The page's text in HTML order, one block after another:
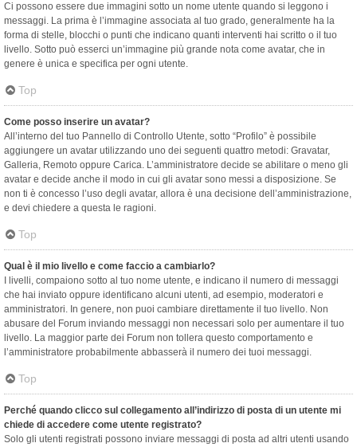
Ci possono essere due immagini sotto un nome utente quando si leggono i
messaggi. La prima è l’immagine associata al tuo grado, generalmente ha la
forma di stelle, blocchi o punti che indicano quanti interventi hai scritto o il tuo
livello. Sotto può esserci un’immagine più grande nota come avatar, che in
genere è unica e specifica per ogni utente.
Top
Come posso inserire un avatar?
All’interno del tuo Pannello di Controllo Utente, sotto “Profilo” è possibile
aggiungere un avatar utilizzando uno dei seguenti quattro metodi: Gravatar,
Galleria, Remoto oppure Carica. L’amministratore decide se abilitare o meno gli
avatar e decide anche il modo in cui gli avatar sono messi a disposizione. Se
non ti è concesso l’uso degli avatar, allora è una decisione dell’amministrazione,
e devi chiedere a questa le ragioni.
Top
Qual è il mio livello e come faccio a cambiarlo?
I livelli, compaiono sotto al tuo nome utente, e indicano il numero di messaggi
che hai inviato oppure identificano alcuni utenti, ad esempio, moderatori e
amministratori. In genere, non puoi cambiare direttamente il tuo livello. Non
abusare del Forum inviando messaggi non necessari solo per aumentare il tuo
livello. La maggior parte dei Forum non tollera questo comportamento e
l’amministratore probabilmente abbasserà il numero dei tuoi messaggi.
Top
Perché quando clicco sul collegamento all’indirizzo di posta di un utente mi
chiede di accedere come utente registrato?
Solo gli utenti registrati possono inviare messaggi di posta ad altri utenti usando